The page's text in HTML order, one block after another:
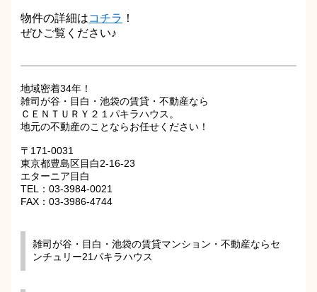
物件の詳細はコチラ ！
ぜひご覧ください♪
地域密着34年！
雑司が谷・目白・池袋の賃貸・不動産なら
ＣＥＮＴＵＲＹ２１パキラハウス。
地元の不動産のことならお任せください！
〒171-0031
東京都豊島区目白2-16-23
エターニア目白
TEL：03-3984-0021
FAX：03-3986-4744
雑司が谷・目白・池袋の賃貸マンション・不動産ならセ
ンチュリー21パキラハウス